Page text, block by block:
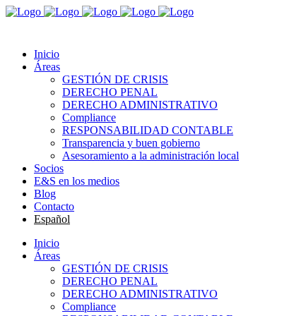
Inicio
Áreas
GESTIÓN DE CRISIS
DERECHO PENAL
DERECHO ADMINISTRATIVO
Compliance
RESPONSABILIDAD CONTABLE
Transparencia y buen gobierno
Asesoramiento a la administración local
Socios
E&S en los medios
Blog
Contacto
Español
Inicio
Áreas
GESTIÓN DE CRISIS
DERECHO PENAL
DERECHO ADMINISTRATIVO
Compliance